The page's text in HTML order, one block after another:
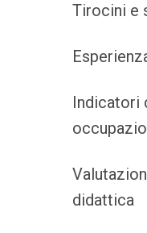
Tirocini e
Indicatori
didattica